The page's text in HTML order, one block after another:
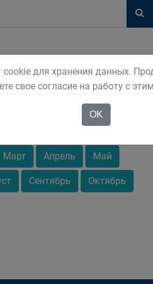
2019 2020 2021
Март Апрель Май
Сентябрь Октябрь
cookie для хранения данных.
свое согласие на работу с
OK